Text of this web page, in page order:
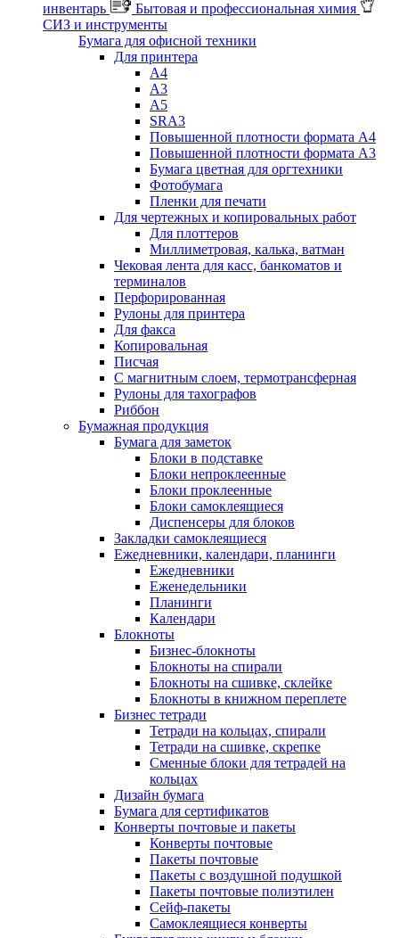
инвентарь
Бытовая и профессиональная химия
СИЗ и инструменты
Бумага для офисной техники
Для принтера
А4
А3
А5
SRA3
Повышенной плотности формата А4
Повышенной плотности формата А3
Бумага цветная для оргтехники
Фотобумага
Пленки для печати
Для чертежных и копировальных работ
Для плоттеров
Миллиметровая, калька, ватман
Чековая лента для касс, банкоматов и
терминалов
Перфорированная
Рулоны для принтера
Для факса
Копировальная
Писчая
С магнитным слоем, термотрансферная
Рулоны для тахографов
Риббон
Бумажная продукция
Бумага для заметок
Блоки в подставке
Блоки непроклеенные
Блоки проклеенные
Блоки самоклеящиеся
Диспенсеры для блоков
Закладки самоклеящиеся
Ежедневники, календари, планинги
Ежедневники
Еженедельники
Планинги
Календари
Блокноты
Бизнес-блокноты
Блокноты на спирали
Блокноты на сшивке, склейке
Блокноты в книжном переплете
Бизнес тетради
Тетради на кольцах, спирали
Тетради на сшивке, скрепке
Сменные блоки для тетрадей на
кольцах
Дизайн бумага
Бумага для сертификатов
Конверты почтовые и пакеты
Конверты почтовые
Пакеты почтовые
Пакеты с воздушной подушкой
Пакеты почтовые полиэтилен
Сейф-пакеты
Самоклеящиеся конверты